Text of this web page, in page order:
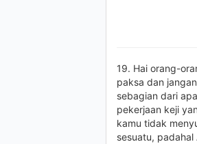
19. Hai orang-
paksa dan
sebagian dari
pekerjaan keji
kamu tidak
sesuatu,